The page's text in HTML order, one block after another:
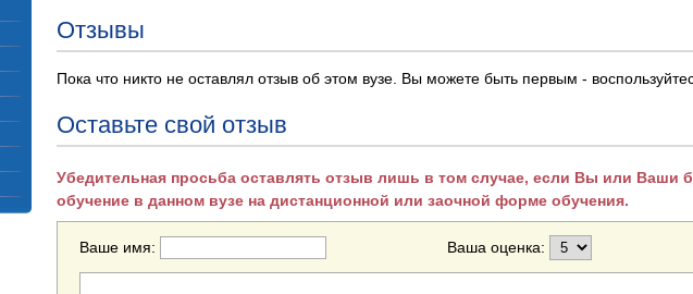
Отзывы
Пока что никто не оставлял отзыв об этом вузе. Вы можете быть первым -
Оставьте свой отзыв
Убедительная просьба оставлять отзыв лишь в том случае, если Вы или Ваши
обучение в данном вузе на дистанционной или заочной форме обучения.
Ваше имя: Ваша оценка: